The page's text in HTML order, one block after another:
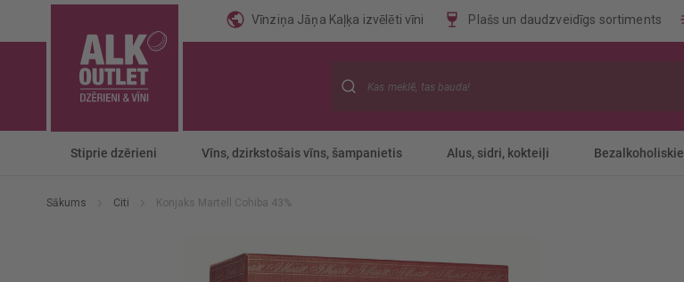
Vīnziņa Jāņa Kaļķa izvēlēti vīni Plašs un daudzveidīgs sortiments
Stiprie dzērieni Vīns, dzirkstošais vīns, šampanietis Alus, sidri, kokteiļi Bezalkoholiskie
Sākums Citi Konjaks Martell Cohiba 43%